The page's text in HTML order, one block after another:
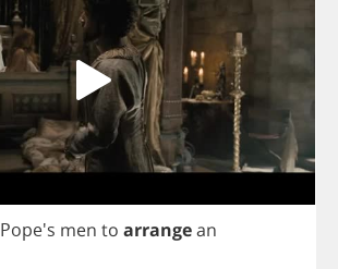
Pope's men to arrangean